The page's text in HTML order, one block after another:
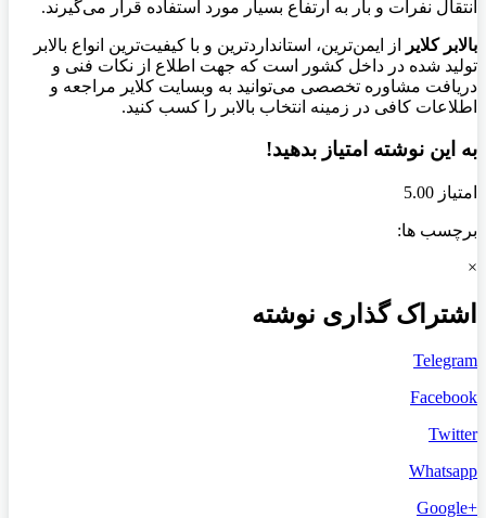
انتقال نفرات و بار به ارتفاع بسیار مورد استفاده قرار می‌گیرند.
بالابر کلایر
از ایمن‌ترین، استانداردترین و با کیفیت‌ترین انواع بالابر
تولید شده در داخل کشور است که جهت اطلاع از نکات فنی و
دریافت مشاوره تخصصی می‌توانید به وبسایت کلایر مراجعه و
اطلاعات کافی در زمینه انتخاب بالابر را کسب کنید.
به این نوشته امتیاز بدهید!
امتیاز 5.00
برچسب ها:
×
اشتراک گذاری نوشته
Telegram
Facebook
Twitter
Whatsapp
+Google